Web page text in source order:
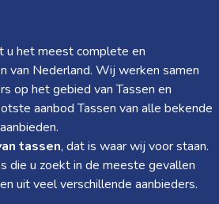
u het meest complete en
van Nederland. Wij werken samen
op het gebied van Tassen en
aanbod Tassen van alle bekende
tassen, dat is waar wij voor staan.
die u zoekt in de meeste gevallen
uit veel verschillende aanbieders.